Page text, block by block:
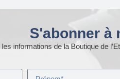
S'abonner à
informations de la Boutique de